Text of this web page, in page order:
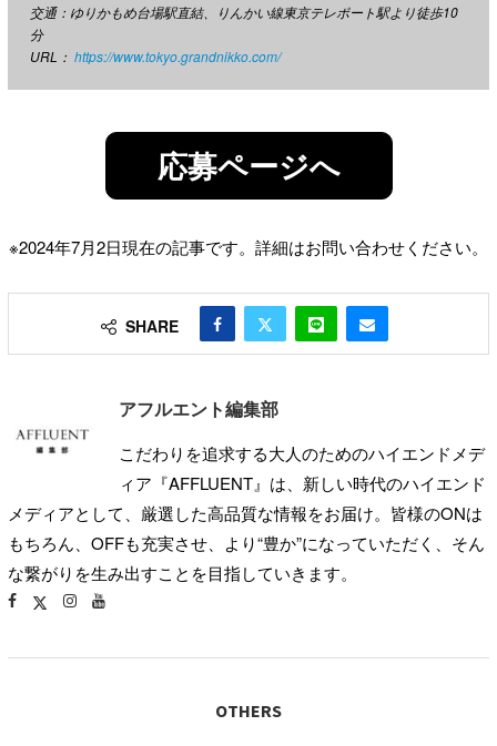
交通：ゆりかもめ台場駅直結、りんかい線東京テレポート駅より徒歩10
分
URL： https://www.tokyo.grandnikko.com/
応募ページへ
※2024年7月2日現在の記事です。詳細はお問い合わせください。
SHARE
アフルエント編集部
こだわりを追求する大人のためのハイエンドメデ
ィア『AFFLUENT』は、新しい時代のハイエンド
メディアとして、厳選した高品質な情報をお届け。皆様のONは
もちろん、OFFも充実させ、より“豊か”になっていただく、そん
な繋がりを生み出すことを目指していきます。
OTHERS